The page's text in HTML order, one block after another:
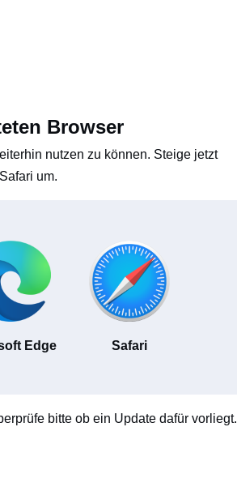
Browser
nutzen zu können. Steige jetzt
um.
Edge Safari
bitte ob ein Update dafür vorliegt.